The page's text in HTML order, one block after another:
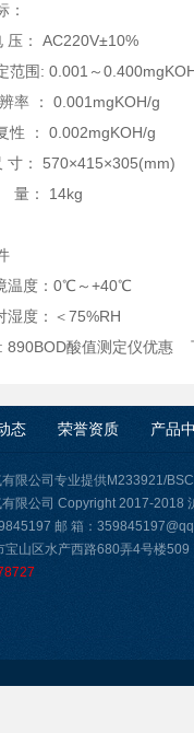
：
压： AC220V±10%
范围: 0.001～
率 ： 0.001mgKOH/g
性 ： 0.002mgKOH/g
寸： 570×415×305(mm)
14kg
温度：0℃～+40℃
湿度：＜75%RH
890BOD酸值测定仪优惠
态 荣誉资质 产品
限公司专业提供M233921/
限公司 Copyright 2017-2018
邮 箱：
宝山区水产西路680弄4号楼509